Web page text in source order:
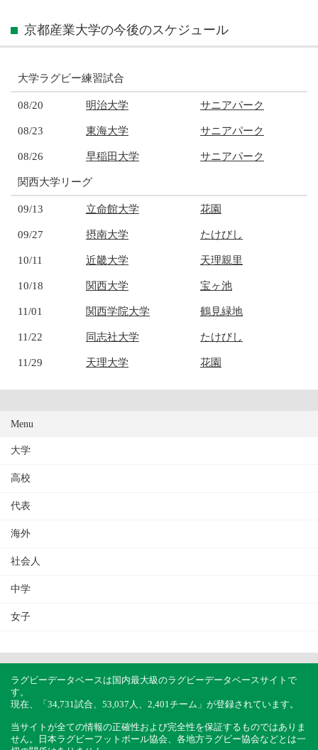
京都産業大学の今後のスケジュール
大学ラグビー練習試合
08/20 明治大学 サニアパーク
08/23 東海大学 サニアパーク
08/26 早稲田大学 サニアパーク
関西大学リーグ
09/13 立命館大学 花園
09/27 摂南大学 たけびし
10/11 近畿大学 天理親里
10/18 関西大学 宝ヶ池
11/01 関西学院大学 鶴見緑地
11/22 同志社大学 たけびし
11/29 天理大学 花園
Menu
大学
高校
代表
海外
社会人
中学
女子
ラグビーデータベースは国内最大級のラグビーデータベースサイトで
す。
現在、「34,731試合、53,037人、2,401チーム」が登録されています。
当サイトが全ての情報の正確性および完全性を保証するものではありま
せん。日本ラグビーフットボール協会、各地方ラグビー協会などとは一